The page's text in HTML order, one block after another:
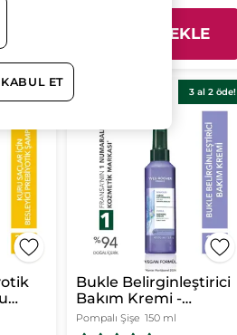
SEPETE EKLE
3 al 2 öde!
Bukle Belirginleştirici
Bakım Kremi -
Kıvırcık Ve Dalgalı
Saçlar -Vegan-
Pompalı Şişe 150 ml
ET